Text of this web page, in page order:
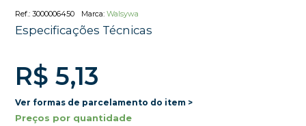
3000006450 Walsywa
Especificações Técnicas
R$ 5,13
Ver formas de parcelamento do item >
Preços por quantidade